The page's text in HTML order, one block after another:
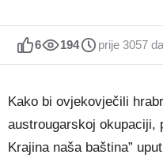
6 194 prije 3057
Kako bi ovjekovječili
austrougarskoj okupaciji,
Krajina naša baština”